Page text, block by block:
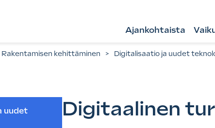
Ajankohtaista
Rakentamisen kehittäminen > Digitalisaatio ja uudet
Digitaalinen
uudet